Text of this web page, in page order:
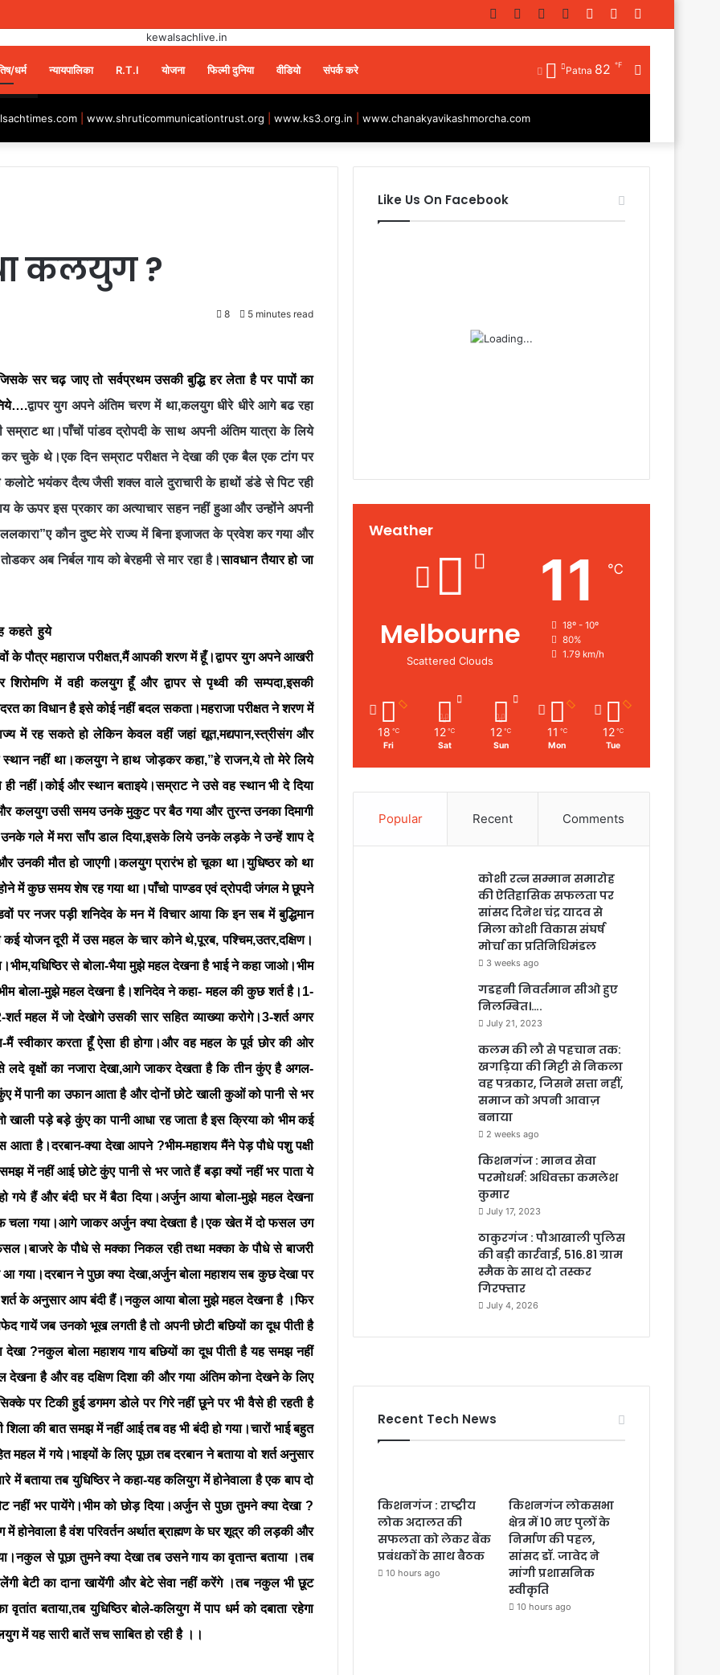
Random
Log
Instagram
YouTube
Twitter
Facebook
धर्म न्यायपालिका R.T.I योजना फिल्मी दुनिया वीडियो संपर्क करे Patna 82 ℉
www.shruticommunicationtrust.org www.ks3.org.in www.chanakyavikashmorcha.com
कलयुग ?
8 5 minutes read
सर चढ़ जाए तो सर्वप्रथम उसकी बुद्धि हर लेता है पर पापों का
द्वापर युग अपने अंतिम चरण में था,कलयुग धीरे धीरे आगे बढ रहा
सम्राट था।पाँचों पांडव द्रोपदी के साथ अपनी अंतिम यात्रा के लिये
कर चुके थे।एक दिन सम्राट परीक्षत ने देखा की एक बैल एक टांग पर
भयंकर दैत्य जैसी शक्ल वाले दुराचारी के हाथों डंडे से पिट रही
के ऊपर इस प्रकार का अत्याचार सहन नहीं हुआ और उन्होंने अपनी
कौन दुष्ट मेरे राज्य में बिना इजाजत के प्रवेश कर गया और
अब निर्बल गाय को बेरहमी से मार रहा है।सावधान तैयार हो जा
कहते हुये
के पौत्र महाराज परीक्षत,मैं आपकी शरण में हूँ।द्वापर युग अपने आखरी
में वही कलयुग हूँ और द्वापर से पृथ्वी की सम्पदा,इसकी
का विधान है इसे कोई नहीं बदल सकता।महराजा परीक्षत ने शरण में
में रह सकते हो लेकिन केवल वहीं जहां द्यूत,मद्यपान,स्त्रीसंग और
स्थान नहीं था।कलयुग ने हाथ जोड़कर कहा,”हे राजन,ये तो मेरे लिये
ही नहीं।कोई और स्थान बताइये।सम्राट ने उसे वह स्थान भी दे दिया
कलयुग उसी समय उनके मुकुट पर बैठ गया और तुरन्त उनका दिमागी
गले में मरा साँप डाल दिया,इसके लिये उनके लड़के ने उन्हें शाप दे
उनकी मौत हो जाएगी।कलयुग प्रारंभ हो चूका था।युधिष्ठर को था
में कुछ समय शेष रह गया था।पाँचो पाण्डव एवं द्रोपदी जंगल मे छूपने
पर नजर पड़ी शनिदेव के मन में विचार आया कि इन सब में बुद्धिमान
कई योजन दूरी में उस महल के चार कोने थे,पूरब, पश्चिम,उतर,दक्षिण।
से बोला-भैया मुझे महल देखना है भाई ने कहा जाओ।भीम
बोला-मुझे महल देखना है।शनिदेव ने कहा- महल की कुछ शर्त है।1-
महल में जो देखोगे उसकी सार सहित व्याख्या करोगे।3-शर्त अगर
स्वीकार करता हूँ ऐसा ही होगा।और वह महल के पूर्व छोर की ओर
वृक्षों का नजारा देखा,आगे जाकर देखता है कि तीन कुंए है अगल-
पानी का उफान आता है और दोनों छोटे खाली कुओं को पानी से भर
पड़े बड़े कुंए का पानी आधा रह जाता है इस क्रिया को भीम कई
आता है।दरबान-क्या देखा आपने ?भीम-महाशय मैंने पेड़ पौधे पशु पक्षी
में नहीं आई छोटे कुंए पानी से भर जाते हैं बड़ा क्यों नहीं भर पाता ये
गये हैं और बंदी घर में बैठा दिया।अर्जुन आया बोला-मुझे महल देखना
चला गया।आगे जाकर अर्जुन क्या देखता है।एक खेत में दो फसल उग
के पौधे से मक्का निकल रही तथा मक्का के पौधे से बाजरी
गया।दरबान ने पुछा क्या देखा,अर्जुन बोला महाशय सब कुछ देखा पर
के अनुसार आप बंदी हैं।नकुल आया बोला मुझे महल देखना है ।फिर
गायें जब उनको भूख लगती है तो अपनी छोटी बछियों का दूध पीती है
?नकुल बोला महाशय गाय बछियों का दूध पीती है यह समझ नहीं
है और वह दक्षिण दिशा की और गया अंतिम कोना देखने के लिए
पर टिकी हुई डगमग डोले पर गिरे नहीं छूने पर भी वैसे ही रहती है
की बात समझ में नहीं आई तब वह भी बंदी हो गया।चारों भाई बहुत
महल में गये।भाइयों के लिए पूछा तब दरबान ने बताया वो शर्त अनुसार
में बताया तब युधिष्ठिर ने कहा-यह कलियुग में होनेवाला है एक बाप दो
नहीं भर पायेंगे।भीम को छोड़ दिया।अर्जुन से पुछा तुमने क्या देखा ?
होनेवाला है वंश परिवर्तन अर्थात ब्राह्मण के घर शूद्र की लड़की और
से पूछा तुमने क्या देखा तब उसने गाय का वृतान्त बताया ।तब
बेटी का दाना खायेंगी और बेटे सेवा नहीं करेंगे ।तब नकुल भी छूट
बताया,तब युधिष्ठिर बोले-कलियुग में पाप धर्म को दबाता रहेगा
में यह सारी बातें सच साबित हो रही है ।।
Like Us On Facebook
Weather
Melbourne
Scattered Clouds
11 ℃
18º - 10º
80%
1.79 km/h
18 ℃
Fri
12 ℃
Sat
12 ℃
Sun
11 ℃
Mon
12 ℃
Tue
Popular Recent Comments
कोशी रत्न सम्मान समारोह
की ऐतिहासिक सफलता पर
सांसद दिनेश चंद्र यादव से
मिला कोशी विकास संघर्ष
मोर्चा का प्रतिनिधिमंडल
3 weeks ago
गडहनी निवर्तमान सीओ हुए
निलम्बित।….
July 21, 2023
कलम की लौ से पहचान तक:
खगड़िया की मिट्टी से निकला
वह पत्रकार, जिसने सत्ता नहीं,
समाज को अपनी आवाज़
बनाया
2 weeks ago
किशनगंज : मानव सेवा
परमोधर्म: अधिवक्ता कमलेश
कुमार
July 17, 2023
ठाकुरगंज : पौआखाली पुलिस
की बड़ी कार्रवाई, 516.81 ग्राम
स्मैक के साथ दो तस्कर
गिरफ्तार
July 4, 2026
Recent Tech News
किशनगंज : राष्ट्रीय
लोक अदालत की
सफलता को लेकर बैंक
प्रबंधकों के साथ बैठक
10 hours ago
किशनगंज लोकसभा
क्षेत्र में 10 नए पुलों के
निर्माण की पहल,
सांसद डॉ. जावेद ने
मांगी प्रशासनिक
स्वीकृति
10 hours ago